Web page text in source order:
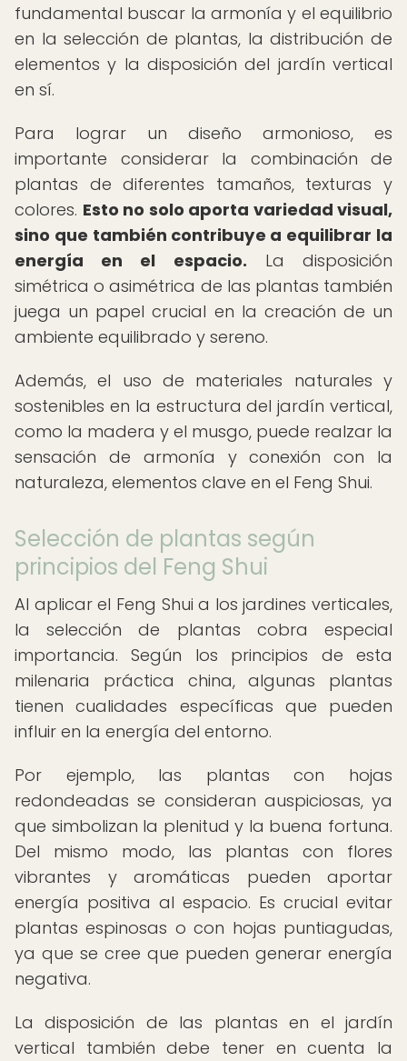
fundamental buscar la armonía y el equilibrio
en la selección de plantas, la distribución de
elementos y la disposición del jardín vertical
en sí.
Para lograr un diseño armonioso, es
importante considerar la combinación de
plantas de diferentes tamaños, texturas y
colores. Esto no solo aporta variedad visual,
sino que también contribuye a equilibrar la
energía en el espacio. La disposición
simétrica o asimétrica de las plantas también
juega un papel crucial en la creación de un
ambiente equilibrado y sereno.
Además, el uso de materiales naturales y
sostenibles en la estructura del jardín vertical,
como la madera y el musgo, puede realzar la
sensación de armonía y conexión con la
naturaleza, elementos clave en el Feng Shui.
Selección de plantas según
principios del Feng Shui
Al aplicar el Feng Shui a los jardines verticales,
la selección de plantas cobra especial
importancia. Según los principios de esta
milenaria práctica china, algunas plantas
tienen cualidades específicas que pueden
influir en la energía del entorno.
Por ejemplo, las plantas con hojas
redondeadas se consideran auspiciosas, ya
que simbolizan la plenitud y la buena fortuna.
Del mismo modo, las plantas con flores
vibrantes y aromáticas pueden aportar
energía positiva al espacio. Es crucial evitar
plantas espinosas o con hojas puntiagudas,
ya que se cree que pueden generar energía
negativa.
La disposición de las plantas en el jardín
vertical también debe tener en cuenta la